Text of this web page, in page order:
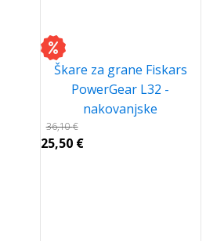
Škare za grane Fiskars
PowerGear L32 -
nakovanjske
36,10€
25,50 €